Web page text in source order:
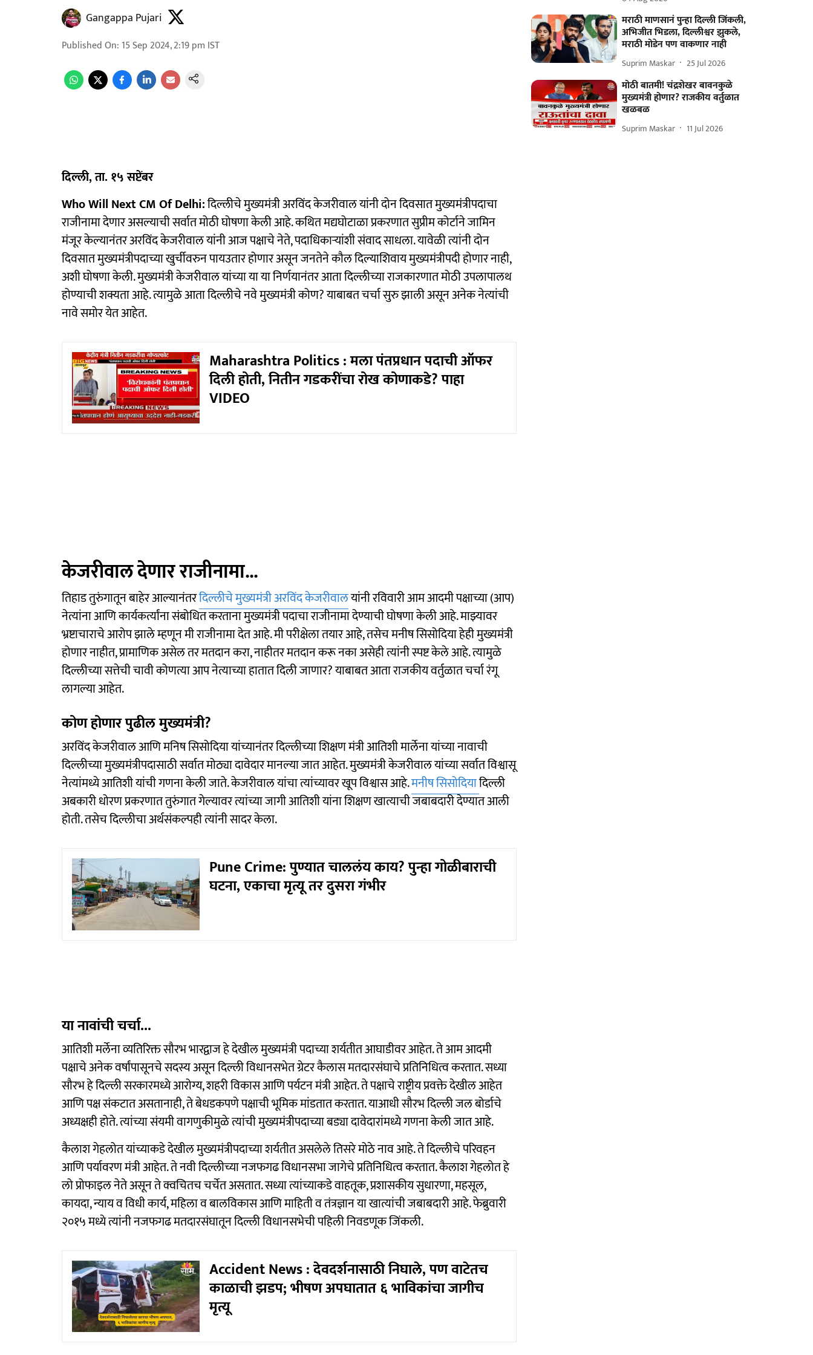
Gangappa Pujari
Published On: 15 Sep 2024, 2:19 pm IST
दिल्ली, ता. १५ सप्टेंबर
Who Will Next CM Of Delhi:दिल्लीचे मुख्यमंत्री अरविंद केजरीवाल यांनी दोन दिवसात मुख्यमंत्रीपदाचा
राजीनामा देणार असल्याची सर्वात मोठी घोषणा केली आहे. कथित मद्यघोटाळा प्रकरणात सुप्रीम कोर्टाने जामिन
मंजूर केल्यानंतर अरविंद केजरीवाल यांनी आज पक्षाचे नेते, पदाधिकाऱ्यांशी संवाद साधला. यावेळी त्यांनी दोन
दिवसात मुख्यमंत्रीपदाच्या खुर्चीवरुन पायउतार होणार असून जनतेने कौल दिल्याशिवाय मुख्यमंत्रीपदी होणार नाही,
अशी घोषणा केली. मुख्यमंत्री केजरीवाल यांच्या या या निर्णयानंतर आता दिल्लीच्या राजकारणात मोठी उपलापालथ
होण्याची शक्यता आहे. त्यामुळे आता दिल्लीचे नवे मुख्यमंत्री कोण? याबाबत चर्चा सुरु झाली असून अनेक नेत्यांची
नावे समोर येत आहेत.
Maharashtra Politics : मला पंतप्रधान पदाची ऑफर
दिली होती, नितीन गडकरींचा रोख कोणाकडे? पाहा
VIDEO
केजरीवाल देणार राजीनामा...
तिहाड तुरुंगातून बाहेर आल्यानंतरदिल्लीचे मुख्यमंत्री अरविंद केजरीवालयांनी रविवारी आम आदमी पक्षाच्या (आप)
नेत्यांना आणि कार्यकर्त्यांना संबोधित करताना मुख्यमंत्री पदाचा राजीनामा देण्याची घोषणा केली आहे. माझ्यावर
भ्रष्टाचाराचे आरोप झाले म्हणून मी राजीनामा देत आहे. मी परीक्षेला तयार आहे, तसेच मनीष सिसोदिया हेही मुख्यमंत्री
होणार नाहीत, प्रामाणिक असेल तर मतदान करा, नाहीतर मतदान करू नका असेही त्यांनी स्पष्ट केले आहे. त्यामुळे
दिल्लीच्या सत्तेची चावी कोणत्या आप नेत्याच्या हातात दिली जाणार? याबाबत आता राजकीय वर्तुळात चर्चा रंगू
लागल्या आहेत.
कोण होणार पुढील मुख्यमंत्री?
अरविंद केजरीवाल आणि मनिष सिसोदिया यांच्यानंतर दिल्लीच्या शिक्षण मंत्री आतिशी मार्लेना यांच्या नावाची
दिल्लीच्या मुख्यमंत्रीपदासाठी सर्वात मोठ्या दावेदार मानल्या जात आहेत. मुख्यमंत्री केजरीवाल यांच्या सर्वात विश्वासू
नेत्यांमध्ये आतिशी यांची गणना केली जाते. केजरीवाल यांचा त्यांच्यावर खूप विश्वास आहे.मनीष सिसोदियादिल्ली
अबकारी धोरण प्रकरणात तुरुंगात गेल्यावर त्यांच्या जागी आतिशी यांना शिक्षण खात्याची जबाबदारी देण्यात आली
होती. तसेच दिल्लीचा अर्थसंकल्पही त्यांनी सादर केला.
Pune Crime: पुण्यात चाललंय काय? पुन्हा गोळीबाराची
घटना, एकाचा मृत्यू तर दुसरा गंभीर
या नावांची चर्चा...
आतिशी मर्लेना व्यतिरिक्त सौरभ भारद्वाज हे देखील मुख्यमंत्री पदाच्या शर्यतीत आघाडीवर आहेत. ते आम आदमी
पक्षाचे अनेक वर्षांपासूनचे सदस्य असून दिल्ली विधानसभेत ग्रेटर कैलास मतदारसंघाचे प्रतिनिधित्व करतात. सध्या
सौरभ हे दिल्ली सरकारमध्ये आरोग्य, शहरी विकास आणि पर्यटन मंत्री आहेत. ते पक्षाचे राष्ट्रीय प्रवक्ते देखील आहेत
आणि पक्ष संकटात असतानाही, ते बेधडकपणे पक्षाची भूमिक मांडतात करतात. याआधी सौरभ दिल्ली जल बोर्डाचे
अध्यक्षही होते. त्यांच्या संयमी वागणुकीमुळे त्यांची मुख्यमंत्रीपदाच्या बड्या दावेदारांमध्ये गणना केली जात आहे.
कैलाश गेहलोत यांच्याकडे देखील मुख्यमंत्रीपदाच्या शर्यतीत असलेले तिसरे मोठे नाव आहे. ते दिल्लीचे परिवहन
आणि पर्यावरण मंत्री आहेत. ते नवी दिल्लीच्या नजफगढ विधानसभा जागेचे प्रतिनिधित्व करतात. कैलाश गेहलोत हे
लो प्रोफाइल नेते असून ते क्वचितच चर्चेत असतात. सध्या त्यांच्याकडे वाहतूक, प्रशासकीय सुधारणा, महसूल,
कायदा, न्याय व विधी कार्य, महिला व बालविकास आणि माहिती व तंत्रज्ञान या खात्यांची जबाबदारी आहे. फेब्रुवारी
२०१५ मध्ये त्यांनी नजफगढ मतदारसंघातून दिल्ली विधानसभेची पहिली निवडणूक जिंकली.
Accident News : देवदर्शनासाठी निघाले, पण वाटेतच
काळाची झडप; भीषण अपघातात ६ भाविकांचा जागीच
मृत्यू
मराठी माणसानं पुन्हा दिल्ली जिंकली,
अभिजीत भिडला, दिल्लीश्वर झुकले,
मराठी मोडेन पण वाकणार नाही
Suprim Maskar 25 Jul 2026
मोठी बातमी! चंद्रशेखर बावनकुळे
मुख्यमंत्री होणार? राजकीय वर्तुळात
खळबळ
Suprim Maskar 11 Jul 2026